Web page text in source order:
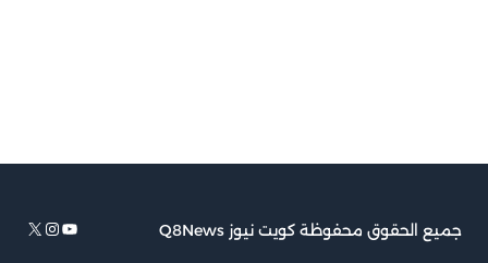
جميع الحقوق محفوظة كويت نيوز Q8News يوتيوبإكس